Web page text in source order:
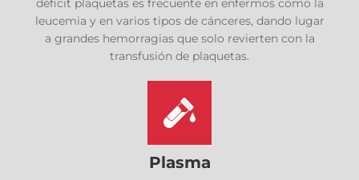
déficit plaquetas es frecuente en enfermos como la
leucemia y en varios tipos de cánceres, dando lugar
a grandes hemorragias que solo revierten con la
transfusión de plaquetas.
Plasma